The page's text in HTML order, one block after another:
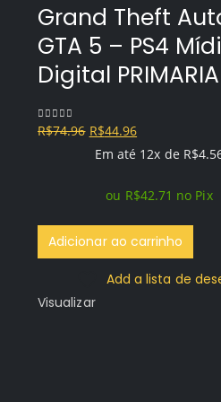
Grand Theft
GTA 5 – PS4
Digital PRIMARIA
0out of 5
R$74.96 O
preço
era:
R$74.96.
R$44.96O
preço
é:
R$44.96.
Em até 12x de R$
ou R$42.71 no Pix
Adicionar ao carrinho
Add a lista de
Visualizar